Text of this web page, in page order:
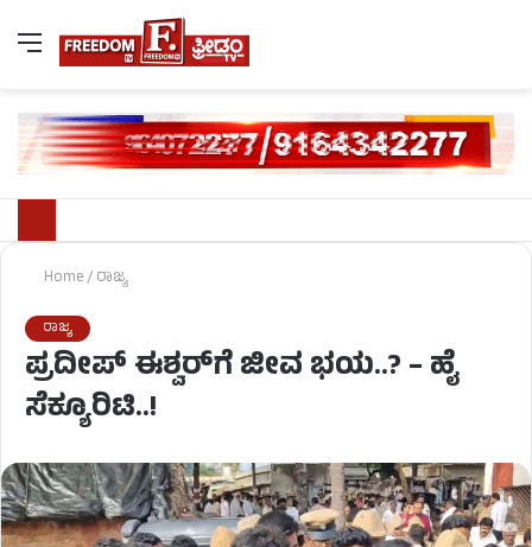
Home/ರಾಜ್ಯ
ರಾಜ್ಯ
ಪ್ರದೀಪ್ ಈಶ್ವರ್​ಗೆ ಜೀವ ಭಯ..? – ಹೈ
ಸೆಕ್ಯೂರಿಟಿ..!